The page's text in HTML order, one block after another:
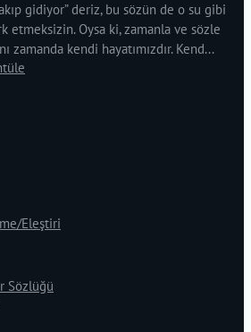
gidiyor” deriz, bu sözün de o su gibi
etmeksizin. Oysa ki, zamanla ve sözle
zamanda kendi hayatımızdır. Kend...
Eleştiri
Sözlüğü